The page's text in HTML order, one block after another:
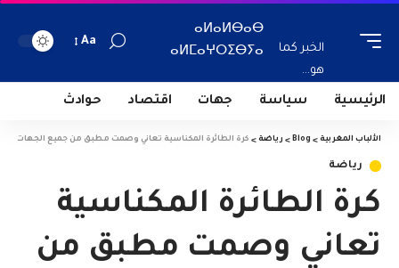
الخبر كما
هو...
ⴰⵍⴰⵍⴱⴰⴱ
ⴰⵍⵎⴰⵖⵔⵉⴱⵢⴰ
Aa
الرئيسية سياسة جهات اقتصاد حوادث
الألباب المغربية >
Blog
> رياضة > كرة الطائرة المكناسية تعاني وصمت مطبق من جميع الجهات
رياضة
كرة الطائرة المكناسية
تعاني وصمت مطبق من